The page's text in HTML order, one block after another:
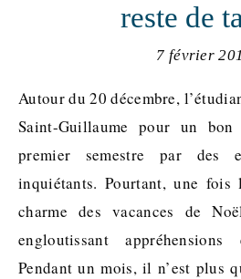
reste de
7 février
Autour du 20 décembre, l’étudiant en 2A a quitté la rue
Saint-Guillaume pour un
premier semestre par des
inquiétants. Pourtant, une
charme des vacances de
engloutissant
Pendant un mois, il n’est plus